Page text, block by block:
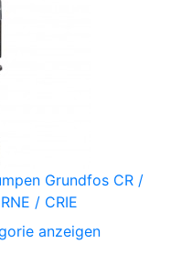
Grundfos CR /
/ CRIE
anzeigen